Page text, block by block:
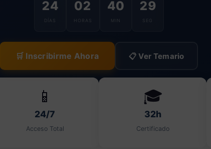
24
DÍAS
02
HORAS
40
MIN
28
SEG
🛒 Inscribirme Ahora 📋 Ver Temario
📱
24/7
Acceso Total
🎓
32h
Certificado